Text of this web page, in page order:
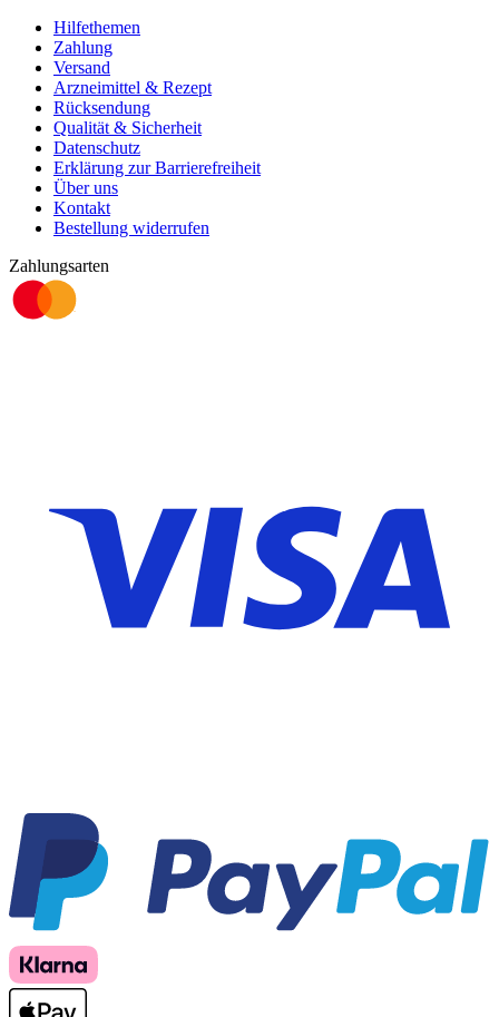
Hilfethemen
Zahlung
Versand
Arzneimittel & Rezept
Rücksendung
Qualität & Sicherheit
Datenschutz
Erklärung zur Barrierefreiheit
Über uns
Kontakt
Bestellung widerrufen
Zahlungsarten